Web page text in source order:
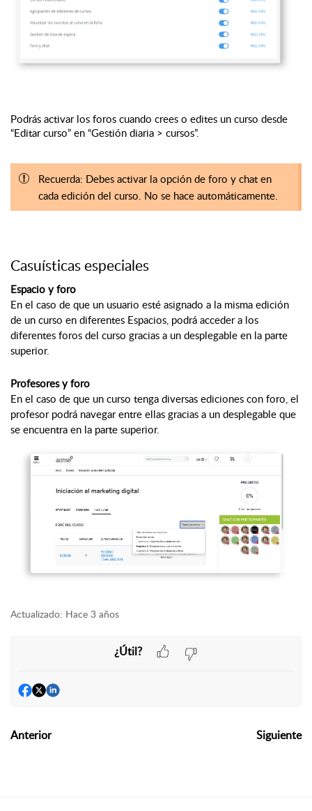
Podrás activar los foros cuando crees o edites un curso desde
“Editar curso” en “Gestión diaria > cursos”.
Recuerda: Debes activar la opción de foro y chat en
cada edición del curso. No se hace automáticamente.
Casuísticas especiales
Espacio y foro
En el caso de que un usuario esté asignado a la misma edición
de un curso en diferentes Espacios, podrá acceder a los
diferentes foros del curso gracias a un desplegable en la parte
superior.
Profesores y foro
En el caso de que un curso tenga diversas ediciones con foro, el
profesor podrá navegar entre ellas gracias a un desplegable que
se encuentra en la parte superior.
Actualizado: Hace 3 años
¿Útil?
Anterior Siguiente